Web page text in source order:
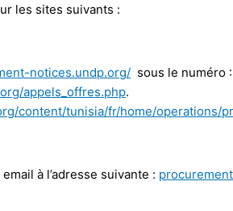
les sites suivants :
notices.undp.org/ sous le numéro
appels_offres.php.
content/tunisia/fr/home/operations/
à l’adresse suivante :